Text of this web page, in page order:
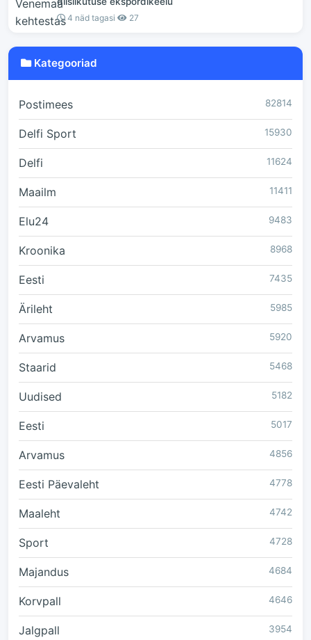
4 näd tagasi 27
Kategooriad
Postimees 82814
Delfi Sport 15930
Delfi 11624
Maailm 11411
Elu24 9483
Kroonika 8968
Eesti 7435
Ärileht 5985
Arvamus 5920
Staarid 5468
Uudised 5182
Eesti 5017
Arvamus 4856
Eesti Päevaleht 4778
Maaleht 4742
Sport 4728
Majandus 4684
Korvpall 4646
Jalgpall 3954